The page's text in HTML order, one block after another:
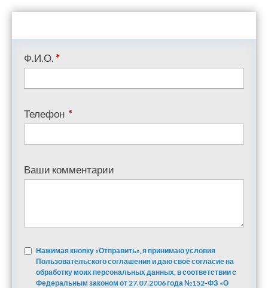
Ф.И.О. *
Телефон *
Ваши комментарии
Нажимая кнопку «Отправить», я принимаю условия
Пользовательского соглашения и даю своё согласие на
обработку моих персональных данных, в соответствии с
Федеральным законом от 27.07.2006 года №152-ФЗ «О